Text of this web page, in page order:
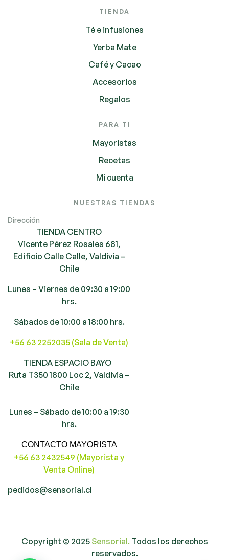
TIENDA
Té e infusiones
Yerba Mate
Café y Cacao
Accesorios
Regalos
PARA TI
Mayoristas
Recetas
Mi cuenta
NUESTRAS TIENDAS
Dirección
TIENDA CENTRO
Vicente Pérez Rosales 681,
Edificio Calle Calle, Valdivia –
Chile
Lunes – Viernes de 09:30 a 19:00
hrs.
Sábados de 10:00 a 18:00 hrs.
+56 63 2252035 (Sala de Venta)
TIENDA ESPACIO BAYO
Ruta T350 1800 Loc 2, Valdivia –
Chile
Lunes – Sábado de 10:00 a 19:30
hrs.
CONTACTO MAYORISTA
+56 63 2432549 (Mayorista y
Venta Online)
pedidos@sensorial.cl
Copyright © 2025 Sensorial. Todos los derechos
reservados.